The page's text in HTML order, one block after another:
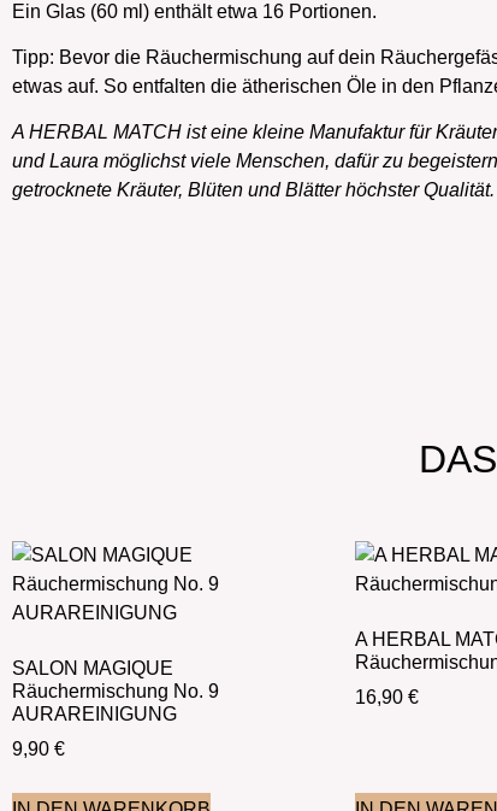
Ein Glas (60 ml) enthält etwa 16 Portionen.
Tipp: Bevor die Räuchermischung auf dein
etwas auf. So entfalten die ätherischen Öle in den
A HERBAL MATCH ist eine kleine Manufaktur für
und Laura möglichst viele Menschen, dafür zu
getrocknete Kräuter, Blüten und Blätter höchster Qualität.
SALON MAGIQUE
Räuchermischung No. 9
AURAREINIGUNG
9,90 €
A HERBAL
16,90 €